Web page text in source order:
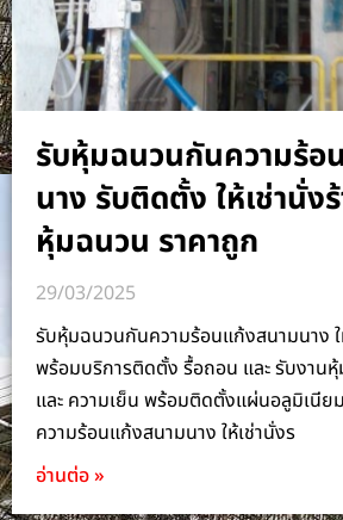
รับหุ้มฉนวนกันความร้อ
นาง รับติดตั้ง ให้เช่านั่ง
หุ้มฉนวน ราคาถูก
29/03/2025
รับหุ้มฉนวนกันความร้อนแก้งสนามนาง ใ
พร้อมบริการติดตั้ง รื้อถอน และ รับงาน
และ ความเย็น พร้อมติดตั้งแผ่นอลูมิเนี
ความร้อนแก้งสนามนาง ให้เช่านั่งร
อ่านต่อ »